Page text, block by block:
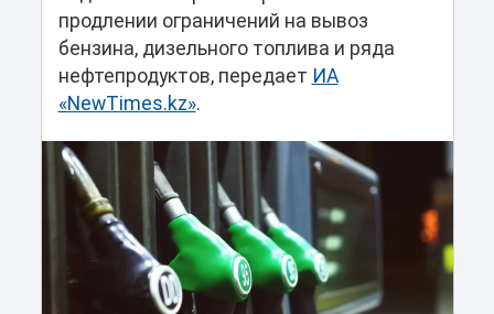
продлении ограничений на вывоз
бензина, дизельного топлива и ряда
нефтепродуктов, передает ИА
«NewTimes.kz».